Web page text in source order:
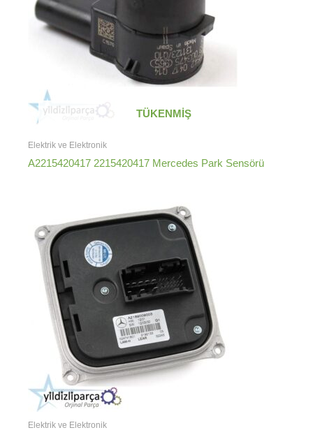
TÜKENMIŞ
Elektrik ve Elektronik
A2215420417 2215420417 Mercedes Park Sensörü
Elektrik ve Elektronik